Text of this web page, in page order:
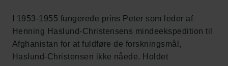
I 1953-1955 fungerede prins Peter som leder af
Henning Haslund-Christensens mindeekspedition til
Afghanistan for at fuldføre de forskningsmål,
Haslund-Christensen ikke nåede. Holdet